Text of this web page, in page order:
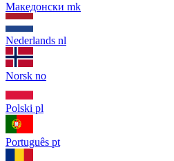
Македонски mk
Nederlands nl
Norsk no
Polski pl
Português pt